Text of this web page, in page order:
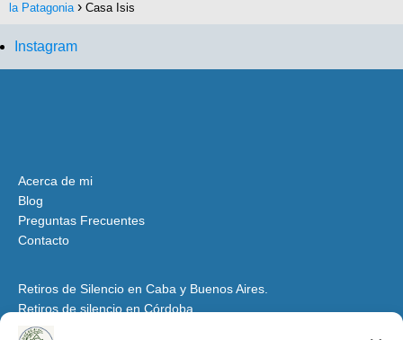
la Patagonia
Casa Isis
Instagram
Acerca de mi
Blog
Preguntas Frecuentes
Contacto
Retiros de Silencio en Caba y Buenos Aires.
Retiros de silencio en Córdoba
Retiros de Silencio y Espiritualidad en Mendoza